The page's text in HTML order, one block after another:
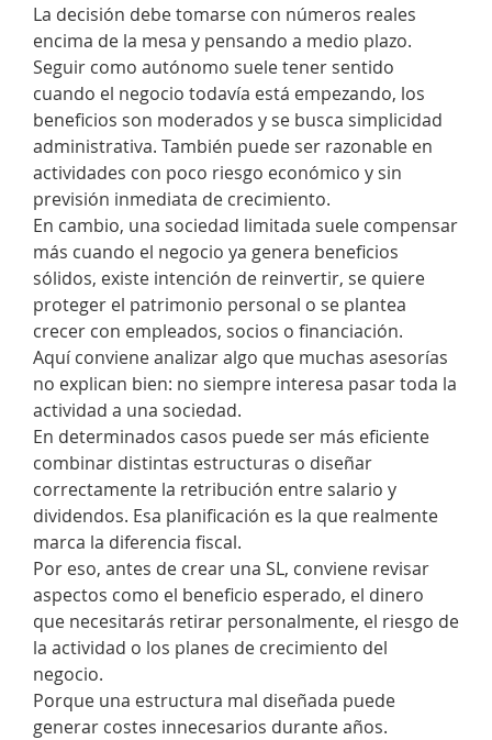
La decisión debe tomarse con números reales
encima de la mesa y pensando a medio plazo.
Seguir como autónomo suele tener sentido
cuando el negocio todavía está empezando, los
beneficios son moderados y se busca simplicidad
administrativa. También puede ser razonable en
actividades con poco riesgo económico y sin
previsión inmediata de crecimiento.
En cambio, una sociedad limitada suele compensar
más cuando el negocio ya genera beneficios
sólidos, existe intención de reinvertir, se quiere
proteger el patrimonio personal o se plantea
crecer con empleados, socios o financiación.
Aquí conviene analizar algo que muchas asesorías
no explican bien: no siempre interesa pasar toda la
actividad a una sociedad.
En determinados casos puede ser más eficiente
combinar distintas estructuras o diseñar
correctamente la retribución entre salario y
dividendos. Esa planificación es la que realmente
marca la diferencia fiscal.
Por eso, antes de crear una SL, conviene revisar
aspectos como el beneficio esperado, el dinero
que necesitarás retirar personalmente, el riesgo de
la actividad o los planes de crecimiento del
negocio.
Porque una estructura mal diseñada puede
generar costes innecesarios durante años.